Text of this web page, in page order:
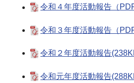
令和４年度活動報告（
令和３年度活動報告（
令和２年度活動報告
令和元年度活動報告